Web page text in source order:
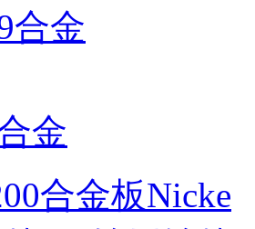
合金
金
合金板Nicke